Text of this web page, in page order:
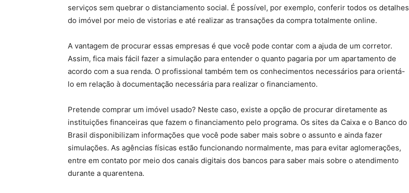
serviços sem quebrar o distanciamento social. É possível, por exemplo, conferir todos os detalhes
do imóvel por meio de vistorias e até realizar as transações da compra totalmente online.
A vantagem de procurar essas empresas é que você pode contar com a ajuda de um corretor.
Assim, fica mais fácil fazer a simulação para entender o quanto pagaria por um apartamento de
acordo com a sua renda. O profissional também tem os conhecimentos necessários para orientá-
lo em relação à documentação necessária para realizar o financiamento.
Pretende comprar um imóvel usado? Neste caso, existe a opção de procurar diretamente as
instituições financeiras que fazem o financiamento pelo programa. Os sites da Caixa e o Banco do
Brasil disponibilizam informações que você pode saber mais sobre o assunto e ainda fazer
simulações. As agências físicas estão funcionando normalmente, mas para evitar aglomerações,
entre em contato por meio dos canais digitais dos bancos para saber mais sobre o atendimento
durante a quarentena.